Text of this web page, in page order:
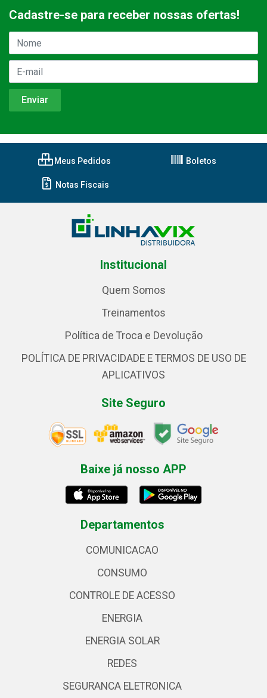
Cadastre-se para receber nossas ofertas!
Meus Pedidos Boletos
Notas Fiscais
Institucional
Quem Somos
Treinamentos
Política de Troca e Devolução
POLÍTICA DE PRIVACIDADE E TERMOS DE USO DE
APLICATIVOS
Site Seguro
Baixe já nosso APP
Departamentos
COMUNICACAO
CONSUMO
CONTROLE DE ACESSO
ENERGIA
ENERGIA SOLAR
REDES
SEGURANCA ELETRONICA